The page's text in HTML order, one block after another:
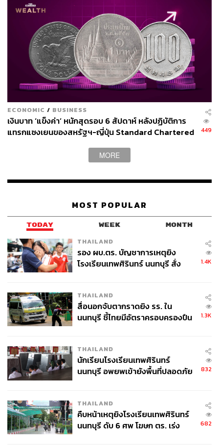
https://www.bbc.com/news/articles/czjn0410e3zo
https://www.cbsnews.com/news/anti-trump-rallies-ha
nds-off-administration-washington-new-york-boston/
https://www.reuters.com/world/us/thousands-proteste
rs-rally-against-trump-across-us-2025-04-19/
TAGS: Donald Trump USA Trump 2.0
ABOUT THE AUTHOR
ณรงค์กร มโนจันทร์เพ็ญ
STANDARD
ECONOMIC / BUSINESS
เงินบาท ‘แข็งค่า’ หนักสุดรอบ 6 สัปดาห์ หลังปฏิบัติการ
แทรกแซงเยนของสหรัฐฯ-ญี่ปุ่น Standard Chartered
449
MORE
MOST POPULAR
TODAY WEEK MONTH
THAILAND
รอง ผบ.ตร. บัญชาการเหตุยิง
โรงเรียนเทพศิรินทร์ นนทบุรี สั่ง
1.4K
THAILAND
สื่อนอกจับตากราดยิง รร. ใน
นนทบุรี ชี้ไทยมีอัตราครอบครองปืน
1.3K
THAILAND
นักเรียนโรงเรียนเทพศิรินทร์
นนทบุรี อพยพเข้ายังพื้นที่ปลอดภัย
832
THAILAND
คืบหน้าเหตุยิงโรงเรียนเทพศิรินทร์
นนทบุรี ดับ 6 ศพ โฆษก ตร. เร่ง
682